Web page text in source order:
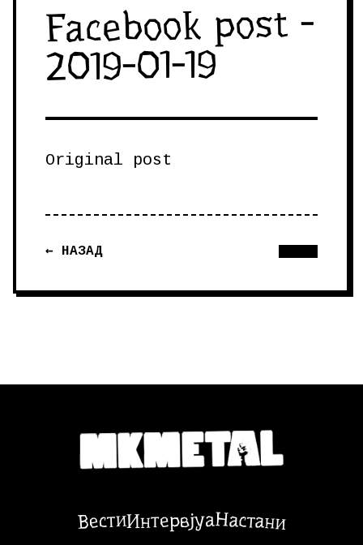
Facebook post -
2019-01-19
Original post
← НАЗАД
ВестиИнтервјуаНастани